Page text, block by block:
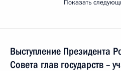
Показать
Выступление Президента
Совета глав государств –